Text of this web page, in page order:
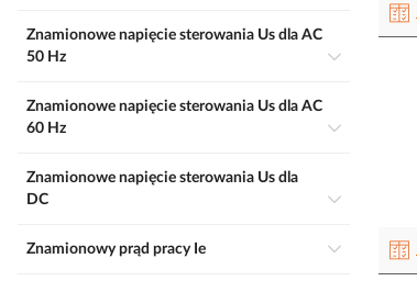
Znamionowe napięcie sterowania Us dla AC
50 Hz
Znamionowe napięcie sterowania Us dla AC
60 Hz
Znamionowe napięcie sterowania Us dla
DC
Znamionowy prąd pracy Ie